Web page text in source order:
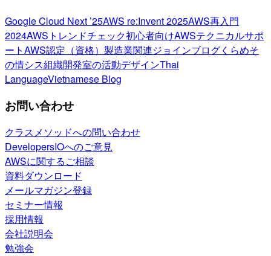
Google Cloud Next ’25AWS re:Invent 2025AWS再入門
2024AWSトレンドチェック初心者向けAWSテクニカルサポ
ートAWS認定（資格） 製造業関連ジョインブログくらめそ
の情シス組織開発室の活動デザインThai
LanguageVietnamese Blog
お問い合わせ
クラスメソッドへの問い合わせ
DevelopersIOへのご意見
AWSに関するご相談
資料ダウンロード
メールマガジン登録
セミナー情報
採用情報
会社説明会
勉強会